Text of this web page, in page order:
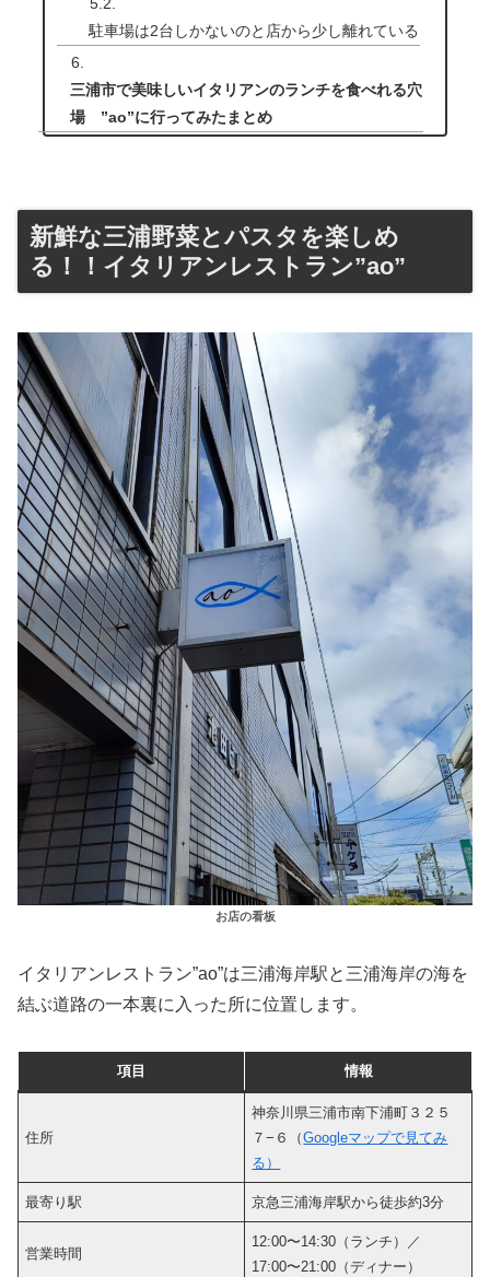
駐車場は2台しかないのと店から少し離れている
三浦市で美味しいイタリアンのランチを食べれる穴
場 ”ao”に行ってみたまとめ
新鮮な三浦野菜とパスタを楽しめ
る！！イタリアンレストラン”ao”
お店の看板
イタリアンレストラン”ao”は三浦海岸駅と三浦海岸の海を
結ぶ道路の一本裏に入った所に位置します。
項目 情報
住所
神奈川県三浦市南下浦町３２５
７−６（Googleマップで見てみ
る）
最寄り駅 京急三浦海岸駅から徒歩約3分
営業時間
12:00〜14:30（ランチ）／
17:00〜21:00（ディナー）